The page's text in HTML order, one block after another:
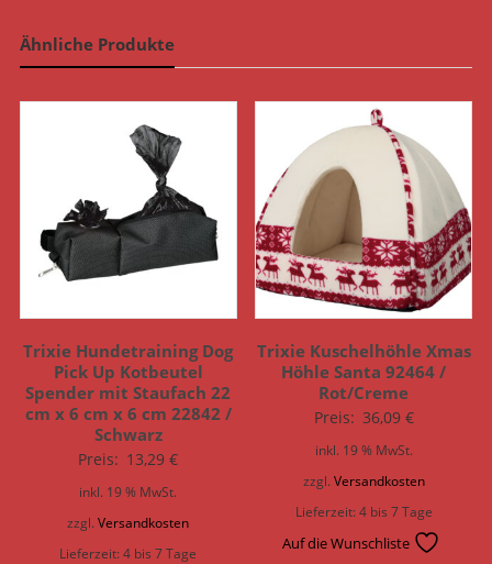
Ähnliche Produkte
Trixie Hundetraining Dog
Pick Up Kotbeutel
Spender mit Staufach 22
cm x 6 cm x 6 cm 22842 /
Schwarz
Preis: 13,29€
inkl. 19 % MwSt.
zzgl.Versandkosten
Lieferzeit:4 bis 7 Tage
Trixie Kuschelhöhle Xmas
Höhle Santa 92464 /
Rot/Creme
Preis: 36,09 €
inkl. 19 % MwSt.
zzgl. Versandkosten
Lieferzeit:4 bis 7 Tage
Auf die Wunschliste